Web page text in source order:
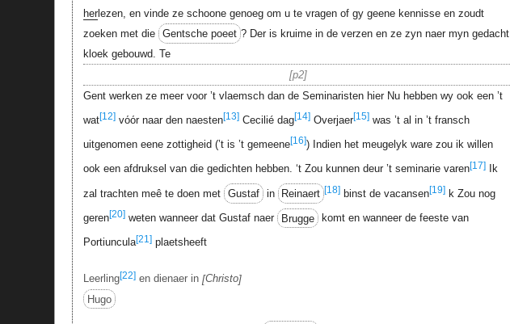
herlezen, en vinde ze schoone genoeg om u te vragen of gy geene kennisse en zoudt
zoeken met die Gentsche poeet ? Der is kruime in de verzen en ze zyn naer myn gedacht
kloek gebouwd. Te
p2
Gent werken ze meer voor ’t vlaemsch dan de Seminaristen hier Nu hebben wy ook een ’t
wat[12]vόόr naar den naesten[13]Cecilié dag[14]Overjaer[15]was ’t al in ’t fransch
uitgenomen eene zottigheid (’t is ’t gemeene[16]) Indien het meugelyk ware zou ik willen
ook een afdruksel van die gedichten hebben. ‘t Zou kunnen deur ’t seminarie varen[17]Ik
zal trachten meê te doen met Gustaf in Reinaert [18] binst de vacansen[19] k Zou nog
geren[20]weten wanneer dat Gustaf naer Brugge komt en wanneer de feeste van
Portiuncula[21]plaetsheeft
Leerling[22]en dienaer in Christo
Hugo